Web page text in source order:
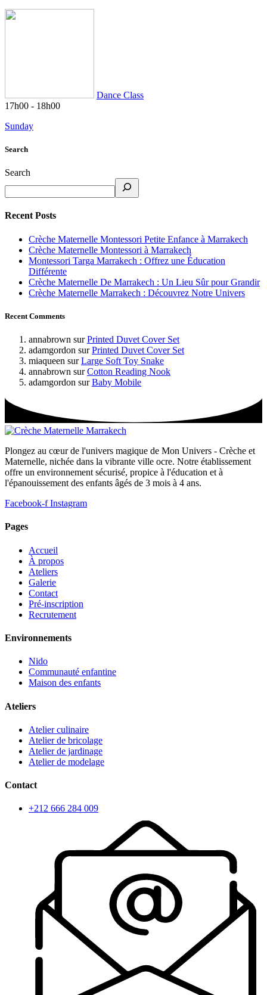
Dance Class
17h00 - 18h00
Sunday
Search
Search
Recent Posts
Crèche Maternelle Montessori Petite Enfance à Marrakech
Crèche Maternelle Montessori à Marrakech
Montessori Targa Marrakech : Offrez une Éducation
Différente
Crèche Maternelle De Marrakech : Un Lieu Sûr pour Grandir
Crèche Maternelle Marrakech : Découvrez Notre Univers
Recent Comments
annabrown surPrinted Duvet Cover Set
adamgordon surPrinted Duvet Cover Set
miaqueen surLarge Soft Toy Snake
annabrown surCotton Reading Nook
adamgordon surBaby Mobile
Plongez au cœur de l'univers magique de Mon Univers - Crèche et
Maternelle, nichée dans la vibrante ville ocre. Notre établissement
offre un environnement sécurisé, propice à l'éducation et à
l'épanouissement des enfants âgés de 3 mois à 4 ans.
Facebook-f Instagram
Pages
Accueil
À propos
Ateliers
Galerie
Contact
Pré-inscription
Recrutement
Environnements
Nido
Communauté enfantine
Maison des enfants
Ateliers
Atelier culinaire
Atelier de bricolage
Atelier de jardinage
Atelier de modelage
Contact
+212 666 284 009